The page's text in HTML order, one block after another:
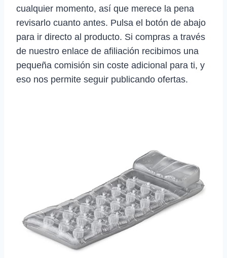
cualquier momento, así que merece la pena
revisarlo cuanto antes. Pulsa el botón de abajo
para ir directo al producto. Si compras a través
de nuestro enlace de afiliación recibimos una
pequeña comisión sin coste adicional para ti, y
eso nos permite seguir publicando ofertas.